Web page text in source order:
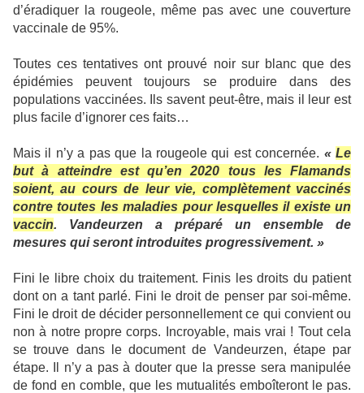
d’éradiquer la rougeole, même pas avec une couverture
vaccinale de 95%.
Toutes ces tentatives ont prouvé noir sur blanc que des
épidémies peuvent toujours se produire dans des
populations vaccinées. Ils savent peut-être, mais il leur est
plus facile d’ignorer ces faits…
Mais il n’y a pas que la rougeole qui est concernée. «Le
but à atteindre est qu’en 2020 tous les Flamands
soient, au cours de leur vie, complètement vaccinés
contre toutes les maladies pour lesquelles il existe un
vaccin. Vandeurzen a préparé un ensemble de
mesures qui seront introduites progressivement. »
Fini le libre choix du traitement. Finis les droits du patient
dont on a tant parlé. Fini le droit de penser par soi-même.
Fini le droit de décider personnellement ce qui convient ou
non à notre propre corps. Incroyable, mais vrai ! Tout cela
se trouve dans le document de Vandeurzen, étape par
étape. Il n’y a pas à douter que la presse sera manipulée
de fond en comble, que les mutualités emboîteront le pas.